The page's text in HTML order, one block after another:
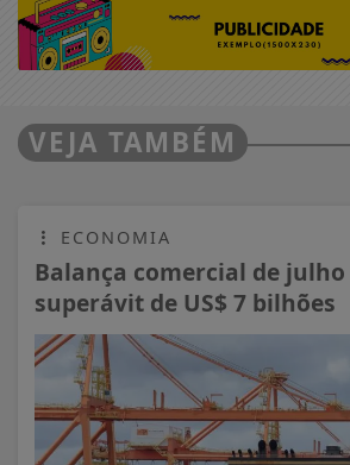
VEJA TAMBÉM
ECONOMIA
Balança comercial de
superávit de US$ 7 bilhões